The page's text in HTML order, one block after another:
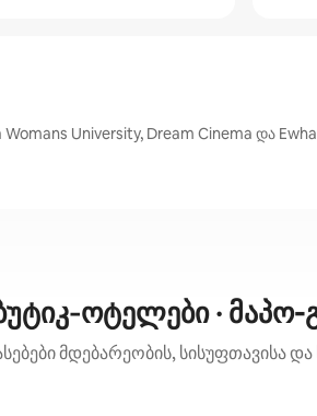
University, Dream Cinema და
· მაპო-
მდებარეობის, სისუფთავისა და